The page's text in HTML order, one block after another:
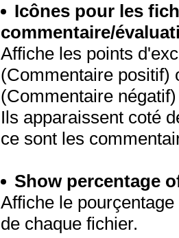
Icônes pour les
commentaire/
Affiche les points
(Commentaire positif)
(Commentaire négatif)
Ils apparaissent coté
ce sont les
Show percentage
Affiche le
de chaque fichier.